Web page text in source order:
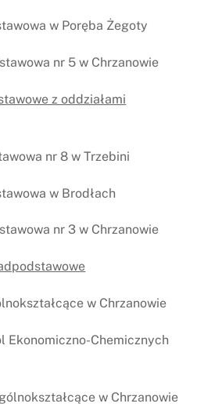
w Poręba Żegoty
nr 5 w Chrzanowie
z oddziałami
nr 8 w Trzebini
w Brodłach
nr 3 w Chrzanowie
w Chrzanowie
Ekonomiczno-Chemicznych
w Chrzanowie